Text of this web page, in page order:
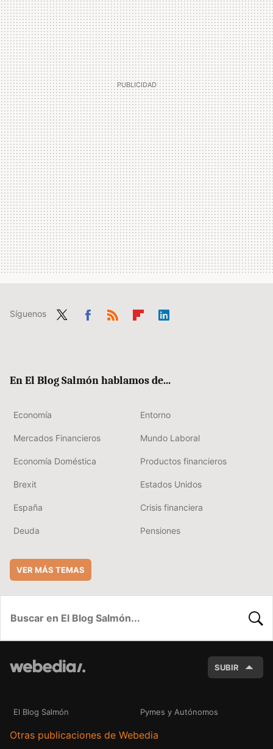
Síguenos
En El Blog Salmón hablamos de...
Economía Entorno
Mercados Financieros Mundo Laboral
Economía Doméstica Productos financieros
Brexit Estados Unidos
España Crisis financiera
Deuda Pensiones
VER MÁS TEMAS
SUBIR
El Blog Salmón Pymes y Autónomos
Otras publicaciones de Webedia